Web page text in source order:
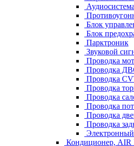
Аудиосистема
Блок
Блок
Парктроник
Звуковой
Проводка
Проводка
Проводка
Проводка
Проводка
Проводка
Проводка
Проводка
Кондиционер, AIR